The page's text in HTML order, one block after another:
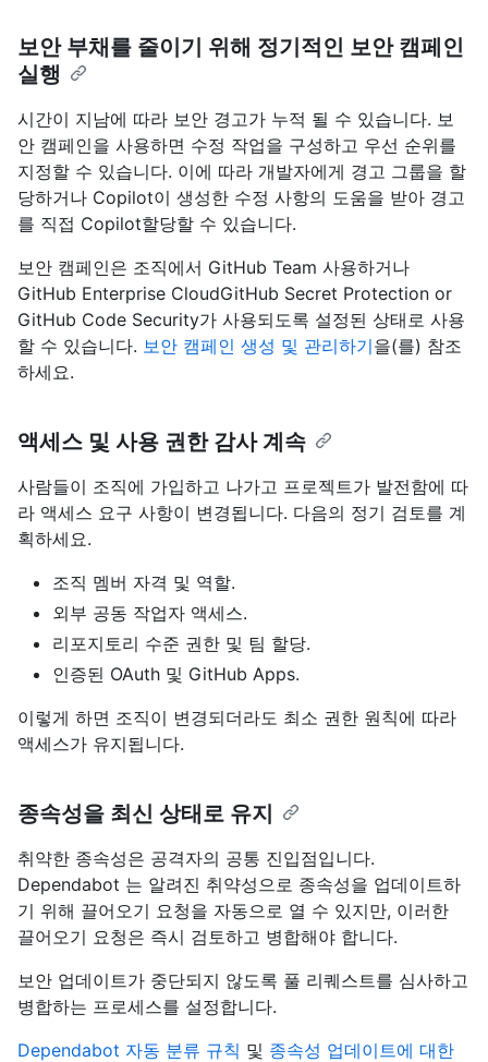
보안 부채를 줄이기 위해 정기적인 보안 캠페인
실행
시간이 지남에 따라 보안 경고가 누적 될 수 있습니다. 보
안 캠페인을 사용하면 수정 작업을 구성하고 우선 순위를
지정할 수 있습니다. 이에 따라 개발자에게 경고 그룹을 할
당하거나 Copilot이 생성한 수정 사항의 도움을 받아 경고
를 직접 Copilot할당할 수 있습니다.
보안 캠페인은 조직에서 GitHub Team 사용하거나
GitHub Enterprise CloudGitHub Secret Protection or
GitHub Code Security가 사용되도록 설정된 상태로 사용
할 수 있습니다. 보안 캠페인 생성 및 관리하기을(를) 참조
하세요.
액세스 및 사용 권한 감사 계속
사람들이 조직에 가입하고 나가고 프로젝트가 발전함에 따
라 액세스 요구 사항이 변경됩니다. 다음의 정기 검토를 계
획하세요.
조직 멤버 자격 및 역할.
외부 공동 작업자 액세스.
리포지토리 수준 권한 및 팀 할당.
인증된 OAuth 및 GitHub Apps.
이렇게 하면 조직이 변경되더라도 최소 권한 원칙에 따라
액세스가 유지됩니다.
종속성을 최신 상태로 유지
취약한 종속성은 공격자의 공통 진입점입니다.
Dependabot 는 알려진 취약성으로 종속성을 업데이트하
기 위해 끌어오기 요청을 자동으로 열 수 있지만, 이러한
끌어오기 요청은 즉시 검토하고 병합해야 합니다.
보안 업데이트가 중단되지 않도록 풀 리퀘스트를 심사하고
병합하는 프로세스를 설정합니다.
Dependabot 자동 분류 규칙 및 종속성 업데이트에 대한